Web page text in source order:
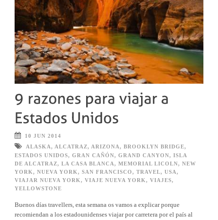
10 JUN 2014
ALASKA, ALCATRAZ, ARIZONA, BROOKLYN BRIDGE,
ESTADOS UNIDOS, GRAN CAÑÓN, GRAND CANYON, ISLA
DE ALCATRAZ, LA CASA BLANCA, MEMORIAL LICOLN, NEW
YORK, NUEVA YORK, SAN FRANCISCO, TRAVEL, USA,
VIAJAR NUEVA YORK, VIAJE NUEVA YORK, VIAJES,
YELLOWSTONE
Buenos días travellers, esta semana os vamos a explicar porque
recomiendan a los estadounidenses viajar por carretera por el país al